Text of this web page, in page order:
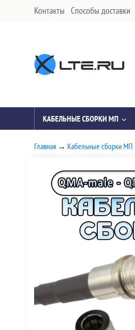
Контакты Способы доставки
КАБЕЛЬНЫЕ СБОРКИ МП
Главная → Кабельные сборки МП